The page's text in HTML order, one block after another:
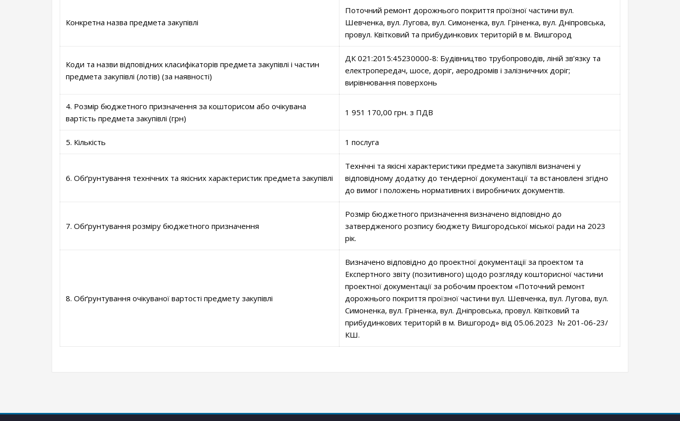
Конкретна назва предмета закупівлі
Поточний ремонт дорожнього покриття проїзної частини вул.
Шевченка, вул. Лугова, вул. Симоненка, вул. Гріненка, вул. Дніпровська,
провул. Квітковий та прибудинкових територій в м. Вишгород
Коди та назви відповідних класифікаторів предмета закупівлі і частин
предмета закупівлі (лотів) (за наявності)
ДК 021:2015:45230000-8: Будівництво трубопроводів, ліній зв’язку та
електропередач, шосе, доріг, аеродромів і залізничних доріг;
вирівнювання поверхонь
4. Розмір бюджетного призначення за кошторисом або очікувана
вартість предмета закупівлі (грн)
1 951 170,00 грн. з ПДВ
5. Кількість 1 послуга
6. Обґрунтування технічних та якісних характеристик предмета закупівлі
Технічні та якісні характеристики предмета закупівлі визначені у
відповідному додатку до тендерної документації та встановлені згідно
до вимог і положень нормативних і виробничих документів.
7. Обґрунтування розміру бюджетного призначення
Розмір бюджетного призначення визначено відповідно до
затвердженого розпису бюджету Вишгородської міської ради на 2023
рік.
8. Обґрунтування очікуваної вартості предмету закупівлі
Визначено відповідно до проектної документації за проектом та
Експертного звіту (позитивного) щодо розгляду кошторисної частини
проектної документації за робочим проектом «Поточний ремонт
дорожнього покриття проїзної частини вул. Шевченка, вул. Лугова, вул.
Симоненка, вул. Гріненка, вул. Дніпровська, провул. Квітковий та
прибудинкових територій в м. Вишгород» від 05.06.2023 № 201-06-23/
КШ.